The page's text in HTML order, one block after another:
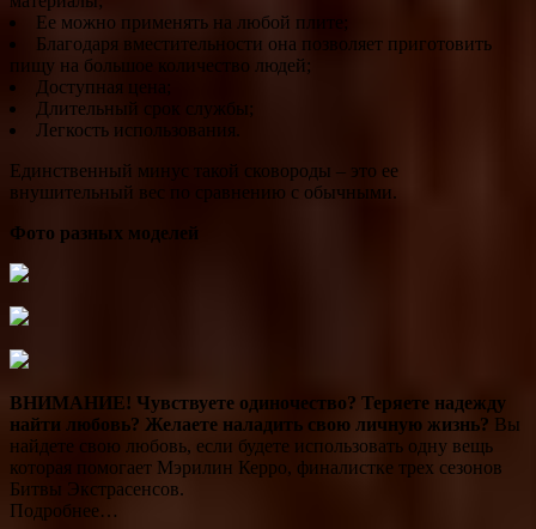
Ее можно применять на любой плите;
Благодаря вместительности она позволяет приготовить
пищу на большое количество людей;
Доступная цена;
Длительный срок службы;
Легкость использования.
Единственный минус такой сковороды – это ее
внушительный вес по сравнению с обычными.
Фото разных моделей
ВНИМАНИЕ! Чувствуете одиночество? Теряете надежду
найти любовь? Желаете наладить свою личную жизнь? Вы
найдете свою любовь, если будете использовать одну вещь
которая помогает Мэрилин Керро, финалистке трех сезонов
Битвы Экстрасенсов.
Подробнее…